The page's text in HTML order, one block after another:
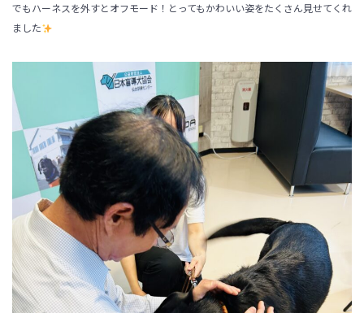
でもハーネスを外すとオフモード！とってもかわいい姿をたくさん見せてくれ
ました